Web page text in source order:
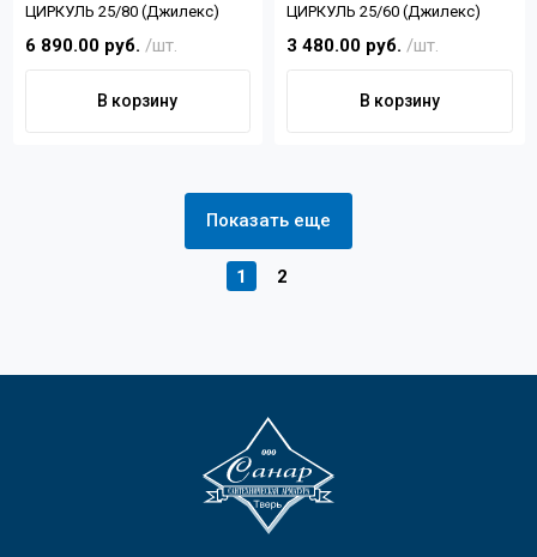
ЦИРКУЛЬ 25/80 (Джилекс)
6 890.00 руб. /шт.
В корзину
ЦИРКУЛЬ 25/60 (Джилекс)
3 480.00 руб. /шт.
В корзину
1 2
Показать еще